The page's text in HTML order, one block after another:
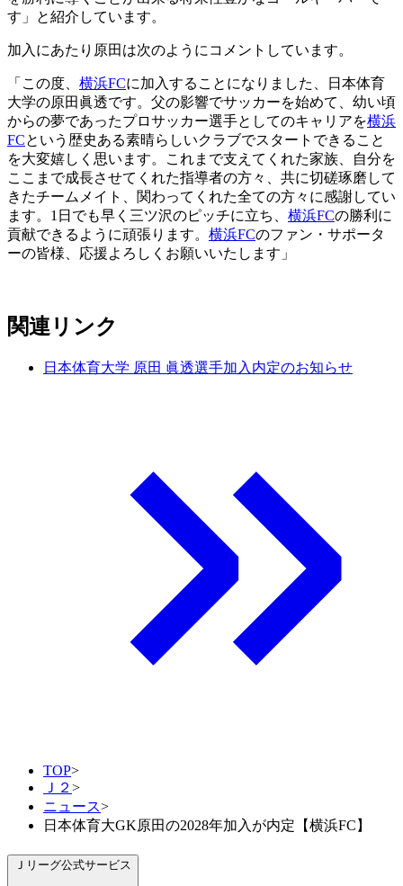
す」と紹介しています。
加入にあたり原田は次のようにコメントしています。
「この度、 横浜FCに加入することになりました、日本体育
大学の原田眞透です。父の影響でサッカーを始めて、幼い頃
からの夢であったプロサッカー選手としてのキャリアを横浜
FCという歴史ある素晴らしいクラブでスタートできること
を大変嬉しく思います。これまで支えてくれた家族、自分を
ここまで成長させてくれた指導者の方々、共に切磋琢磨して
きたチームメイト、関わってくれた全ての方々に感謝してい
ます。1日でも早く三ツ沢のピッチに立ち、 横浜FCの勝利に
貢献できるように頑張ります。 横浜FCのファン・サポータ
ーの皆様、応援よろしくお願いいたします」
関連リンク
日本体育大学 原田 眞透選手加入内定のお知らせ
TOP>
Ｊ２ >
ニュース>
日本体育大GK原田の2028年加入が内定【横浜FC】
Ｊリーグ公式サービス